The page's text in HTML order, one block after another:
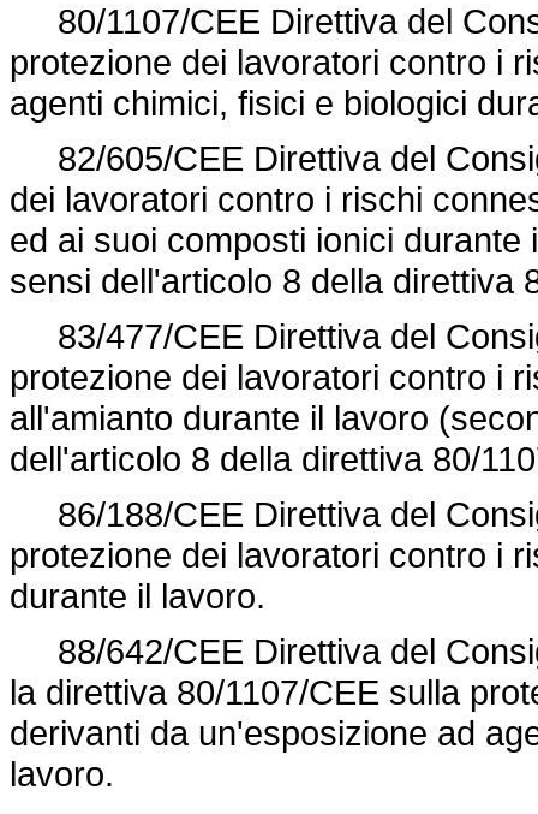
80/1107/CEE Direttiva del
protezione dei lavoratori contro i
agenti chimici, fisici e biologici
82/605/CEE Direttiva del
dei lavoratori contro i rischi
ed ai suoi composti ionici
sensi dell'articolo 8 della direttiva
83/477/CEE Direttiva del
protezione dei lavoratori contro i
all'amianto durante il lavoro
dell'articolo 8 della direttiva 80/
86/188/CEE Direttiva del
protezione dei lavoratori contro i
durante il lavoro.
88/642/CEE Direttiva del
la direttiva 80/1107/CEE sulla
derivanti da un'esposizione ad
lavoro.